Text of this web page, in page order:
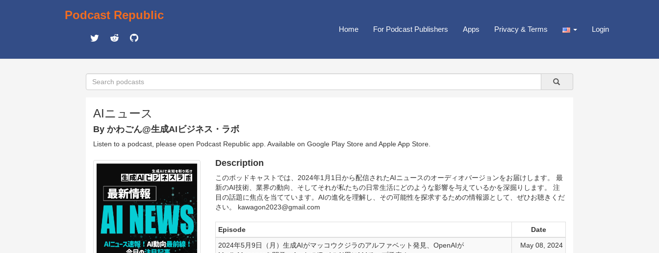
Podcast Republic
Home For Podcast Publishers Apps Privacy & Terms Login
AIニュース
By かわごん@生成AIビジネス・ラボ
Listen to a podcast, please open Podcast Republic app. Available on Google Play Store and Apple App Store
Description
このポッドキャストでは、2024年1月1日から配信されたAIニュースのオーディオバージョンをお届けします。 最
新のAI技術、業界の動向、そしてそれが私たちの日常生活にどのような影響を与えているかを深掘りします。 注
目の話題に焦点を当てています。AIの進化を理解し、その可能性を探求するための情報源として、ぜひお聴きくだ
さい。 kawagon2023@gmail.com
Episode
Date
2024年5月9日（月）生成AIがマッコウクジラのアルファベット発見、OpenAIが
May 08, 2024